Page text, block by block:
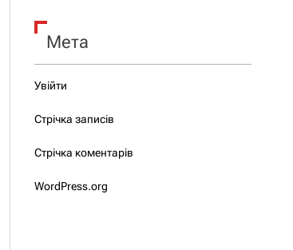
Мета
Увійти
Стрічка записів
Стрічка коментарів
WordPress.org